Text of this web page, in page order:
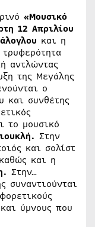
«Μουσικό
12 Απριλίου
και η
αντλώντας
της Μεγάλης
ο
και συνθέτης
το μουσικό
Στην
και σολίστ
καθώς και η
Στην…
συναντιούνται
ύμνους που